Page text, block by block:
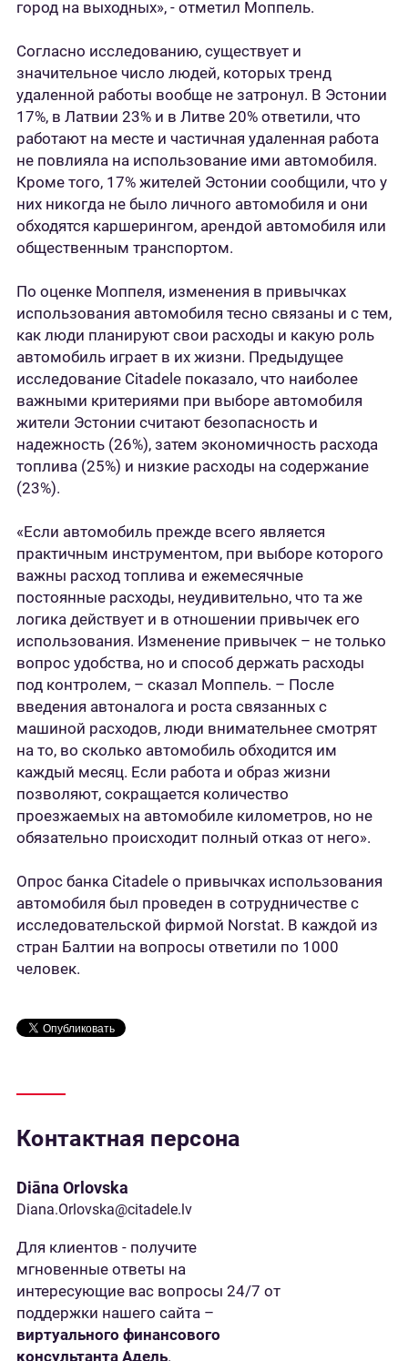
город на выходных», - отметил Моппель.
Согласно исследованию, существует и
значительное число людей, которых тренд
удаленной работы вообще не затронул. В Эстонии
17%, в Латвии 23% и в Литве 20% ответили, что
работают на месте и частичная удаленная работа
не повлияла на использование ими автомобиля.
Кроме того, 17% жителей Эстонии сообщили, что у
них никогда не было личного автомобиля и они
обходятся каршерингом, арендой автомобиля или
общественным транспортом.
По оценке Моппеля, изменения в привычках
использования автомобиля тесно связаны и с тем,
как люди планируют свои расходы и какую роль
автомобиль играет в их жизни. Предыдущее
исследование Citadele показало, что наиболее
важными критериями при выборе автомобиля
жители Эстонии считают безопасность и
надежность (26%), затем экономичность расхода
топлива (25%) и низкие расходы на содержание
(23%).
«Если автомобиль прежде всего является
практичным инструментом, при выборе которого
важны расход топлива и ежемесячные
постоянные расходы, неудивительно, что та же
логика действует и в отношении привычек его
использования. Изменение привычек – не только
вопрос удобства, но и способ держать расходы
под контролем, – сказал Моппель. – После
введения автоналога и роста связанных с
машиной расходов, люди внимательнее смотрят
на то, во сколько автомобиль обходится им
каждый месяц. Если работа и образ жизни
позволяют, сокращается количество
проезжаемых на автомобиле километров, но не
обязательно происходит полный отказ от него».
Опрос банка Citadele о привычках использования
автомобиля был проведен в сотрудничестве с
исследовательской фирмой Norstat. В каждой из
стран Балтии на вопросы ответили по 1000
человек.
Контактная персона
Diāna Orlovska
Diana.Orlovska@citadele.lv
Для клиентов - получите
мгновенные ответы на
интересующие вас вопросы 24/7 от
поддержки нашего сайта –
виртуального финансового
консультанта Адель.